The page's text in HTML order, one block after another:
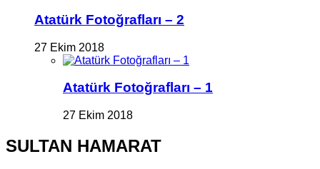
Atatürk Fotoğrafları – 2
27 Ekim 2018
Atatürk Fotoğrafları – 1
27 Ekim 2018
SULTAN HAMARAT